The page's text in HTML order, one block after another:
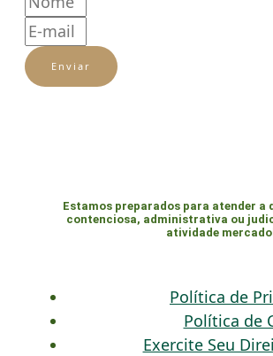
Enviar
Estamos preparados para atender a
contenciosa, administrativa ou
atividade
Política de
Política de
Exercite Seu